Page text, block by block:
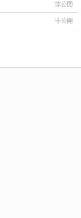
非公開
非公開